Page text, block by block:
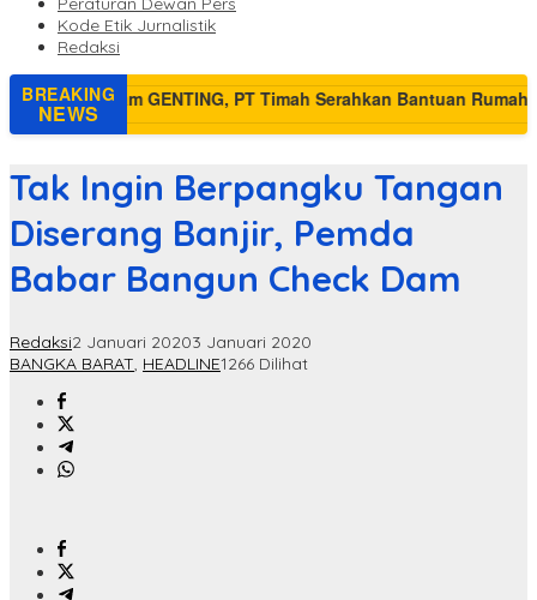
Kode Etik Jurnalistik
Redaksi
BREAKING
NEWS
Tak Ingin Berpangku Tangan
Diserang Banjir, Pemda
Babar Bangun Check Dam
Redaksi2 Januari 20203 Januari 2020
BANGKA BARAT, HEADLINE1266 Dilihat